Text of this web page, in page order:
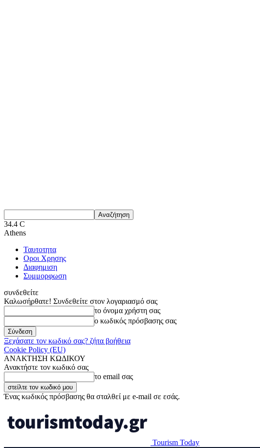
34.4 C
Athens
Ταυτοτητα
Οροι Χρησης
Διαφημιση
Συμμορφωση
συνδεθείτε
Καλωσήρθατε! Συνδεθείτε στον λογαριασμό σας
το όνομα χρήστη σας
ο κωδικός πρόσβασης σας
Ξεχάσατε τον κωδικό σας? ζήτα βοήθεια
Cookie Policy (EU)
ΑΝΑΚΤΗΣΗ ΚΩΔΙΚΟΥ
Ανακτήστε τον κωδικό σας
το email σας
Ένας κωδικός πρόσβασης θα σταλθεί με e-mail σε εσάς.
Tourism Today